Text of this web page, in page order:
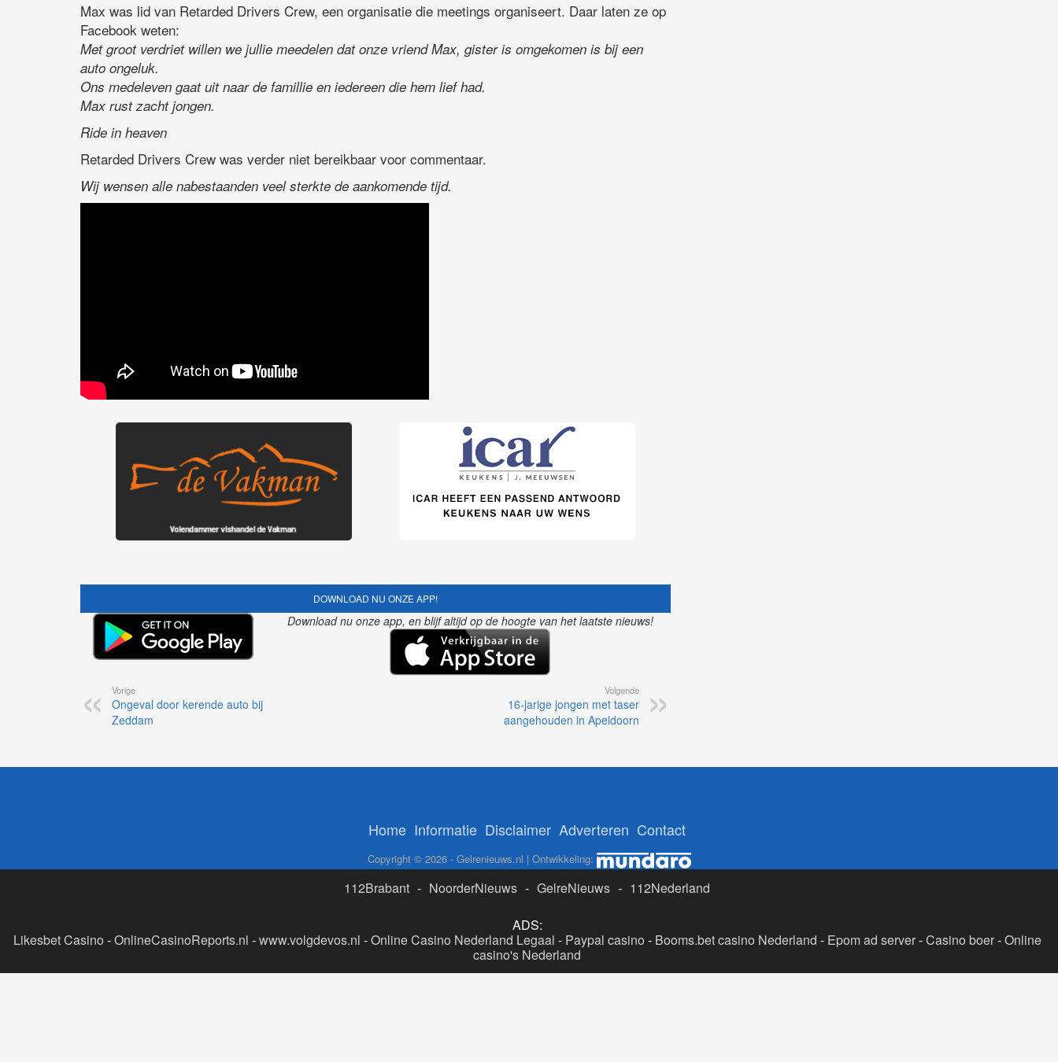
Max was lid van Retarded Drivers Crew, een organisatie die meetings organiseert. Daar laten ze op
Facebook weten:
Met groot verdriet willen we jullie meedelen dat onze vriend Max, gister is omgekomen is bij een
auto ongeluk.
Ons medeleven gaat uit naar de famillie en iedereen die hem lief had.
Max rust zacht jongen.
Ride in heaven
Retarded Drivers Crew was verder niet bereikbaar voor commentaar.
Wij wensen alle nabestaanden veel sterkte de aankomende tijd.
DOWNLOAD NU ONZE APP!
Download nu onze app, en blijf altijd op de hoogte van het laatste nieuws!
Vorige
Ongeval door kerende auto bij
Zeddam
Volgende
16-jarige jongen met taser
aangehouden in Apeldoorn
Home Informatie Disclaimer Adverteren Contact
Copyright © 2026 - Gelrenieuws.nl | Ontwikkeling:
112Brabant - NoorderNieuws - GelreNieuws - 112Nederland
ADS:
Likesbet Casino -OnlineCasinoReports.nl -www.volgdevos.nl -Online Casino Nederland Legaal - Paypal casino - Booms.bet casino Nederland - Epom ad server-Casino boer-Online
casino's Nederland